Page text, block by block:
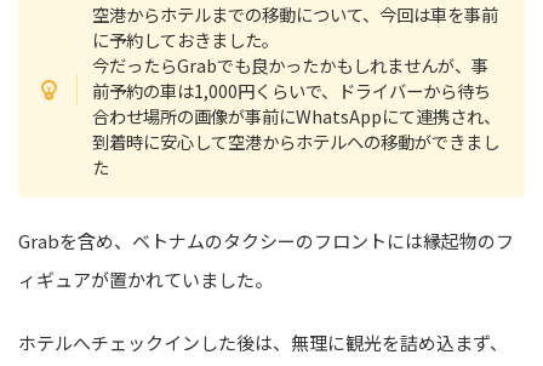
空港からホテルまでの移動について、今回は車を事前
に予約しておきました。
今だったらGrabでも良かったかもしれませんが、事
前予約の車は1,000円くらいで、ドライバーから待ち
合わせ場所の画像が事前にWhatsAppにて連携され、
到着時に安心して空港からホテルへの移動ができまし
た
Grabを含め、ベトナムのタクシーのフロントには縁起物のフ
ィギュアが置かれていました。
ホテルへチェックインした後は、無理に観光を詰め込まず、